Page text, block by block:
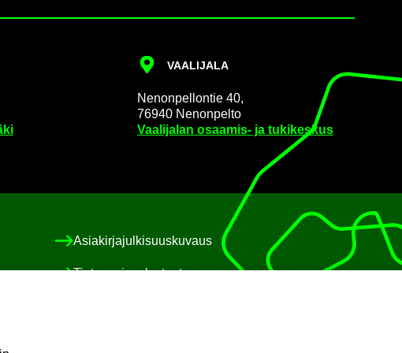
VAA­LI­JA­LA
Ne­non­pel­lon­tie 40,
76940 Ne­non­pel­to
Vaa­li­ja­lan osaamis-​ ja tu­ki­kes­kus
Asia­kir­ja­jul­ki­suus­ku­vaus
Tie­to­suo­ja­se­los­teet